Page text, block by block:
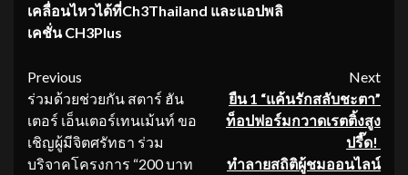
เคลื่อนไหวได้ที่Ch3Thailand และแอปพลิ
เคชั่นCH3Plus
Continue
Reading
Previous
ร่วมด้วยช่วยกัน สตาร์ ฮัน
เตอร์ เอ็นเตอร์เทนเม้นท์ ขอ
เชิญผู้มีจิตศรัทธา ร่วม
บริจาคโครงการ “200 บาท
Next
ยืน1 “แค้นรักสลับชะตา”
ท็อปฟอร์มกวาดเรตติ้งสูง
ปรี๊ด!
ทำลายสถิติผู้ชมออนไลน์